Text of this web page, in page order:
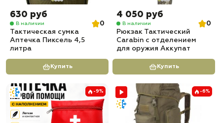
630 руб
В наличии
0
Тактическая сумка
Аптечка Пиксель 4,5
литра
Купить
4 050 руб
В наличии
0
Рюкзак Тактический
Carabin с отделением
для оружия Аккупат
Купить
-9% -6%